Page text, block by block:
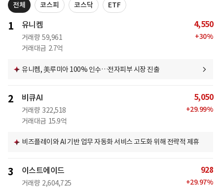
전체 코스피 코스닥 ETF
1 유니켐
거래량 59,961
거래대금 2.7억
4,550
+30%
유니켐, 美루미아 100% 인수…전자피부 시장 진출
2 비큐AI
거래량 322,518
거래대금 15.9억
5,050
+29.99%
비즈플레이와 AI 기반 업무 자동화 서비스 고도화 위해 전략적 제휴
3 이스트에이드
거래량 2,604,725
928
+29.97%